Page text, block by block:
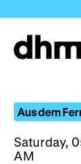
directly
the
Aus dem
Saturday,
AM